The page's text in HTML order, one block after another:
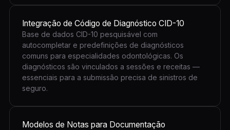
Integração de Código de Diagnóstico CID-10
Base de dados CID-10 pesquisável com
autocompletar e predefinições de diagnósticos
comuns para especialidades odontológicas. Os
diagnósticos são vinculados a sessões e receitas —
essenciais para a submissão precisa de sinistros de
seguro.
Modelos de Notas para Documentação